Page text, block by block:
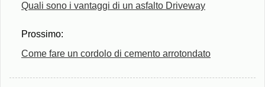
Quali sono i vantaggi di un asfalto Driveway
Prossimo:
Come fare un cordolo di cemento arrotondato